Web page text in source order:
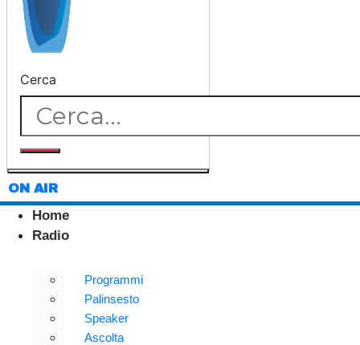
Cerca
ON AIR
Home
Radio
Programmi
Palinsesto
Speaker
Ascolta